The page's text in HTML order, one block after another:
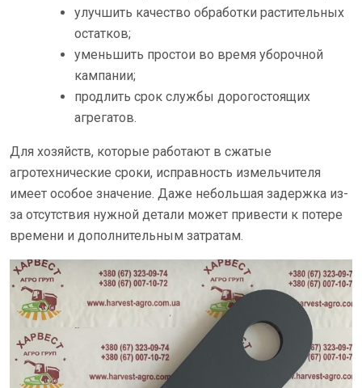
улучшить качество обработки растительных
остатков;
уменьшить простои во время уборочной
кампании;
продлить срок службы дорогостоящих
агрегатов.
Для хозяйств, которые работают в сжатые
агротехнические сроки, исправность измельчителя
имеет особое значение. Даже небольшая задержка из-
за отсутствия нужной детали может привести к потере
времени и дополнительным затратам.